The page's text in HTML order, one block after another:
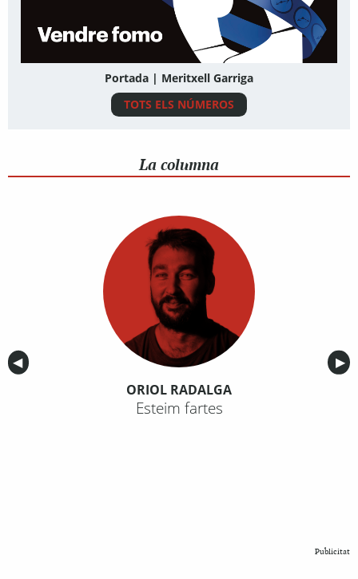
Portada | Meritxell Garriga
TOTS ELS NÚMEROS
La columna
Anterior
◀︎ ▶︎
ORIOL RADALGA
Esteim fartes
Publicitat